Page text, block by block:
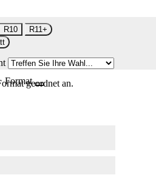
R10
R11+
Formatgeordnet an.